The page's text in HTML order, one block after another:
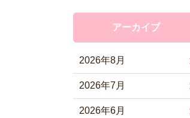
アーカイブ
2026年8月
2026年7月
2026年6月